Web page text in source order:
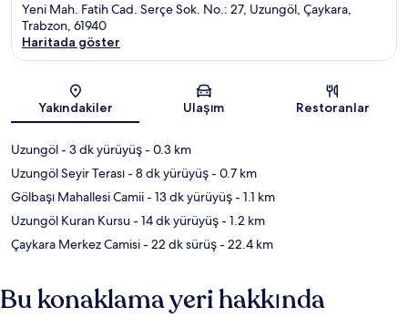
Yeni Mah. Fatih Cad. Serçe Sok. No.: 27, Uzungöl, Çaykara,
Trabzon, 61940
Haritada göster
Yakındakiler Ulaşım Restoranlar
Uzungöl- 3 dk yürüyüş- 0.3 km
Uzungöl Seyir Terası- 8 dk yürüyüş- 0.7 km
Gölbaşı Mahallesi Camii- 13 dk yürüyüş- 1.1 km
Uzungöl Kuran Kursu- 14 dk yürüyüş- 1.2 km
Çaykara Merkez Camisi- 22 dk sürüş- 22.4 km
Bu konaklama yeri hakkında